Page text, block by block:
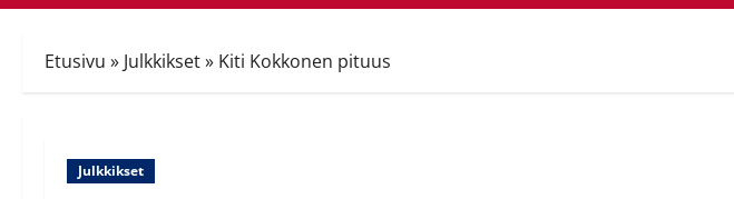
Etusivu » Julkkikset» Kiti Kokkonen pituus
Julkkikset